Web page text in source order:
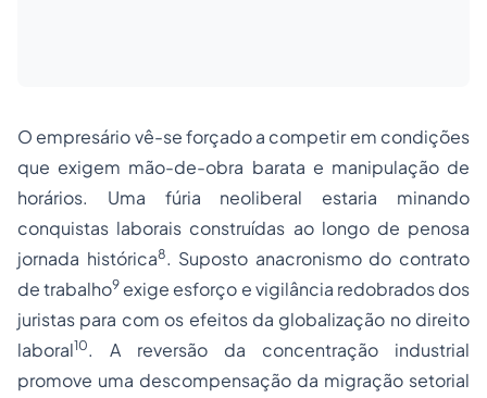
O empresário vê-se forçado a competir em condições
que exigem mão-de-obra barata e manipulação de
horários. Uma fúria neoliberal estaria minando
conquistas laborais construídas ao longo de penosa
jornada histórica8. Suposto anacronismo do contrato
de trabalho9 exige esforço e vigilância redobrados dos
juristas para com os efeitos da globalização no direito
laboral10. A reversão da concentração industrial
promove uma descompensação da migração setorial